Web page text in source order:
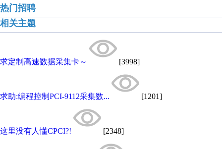
热门招聘
相关主题
求定制高速数据采集卡～ [3998]
求助:编程控制PCI-9112采集数... [1201]
这里没有人懂CPCI?! [2348]